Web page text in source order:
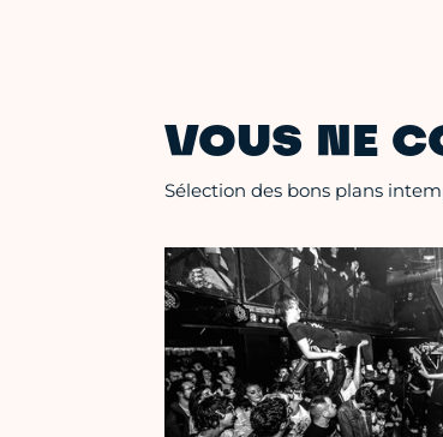
VOUS NE
Sélection des bons plans